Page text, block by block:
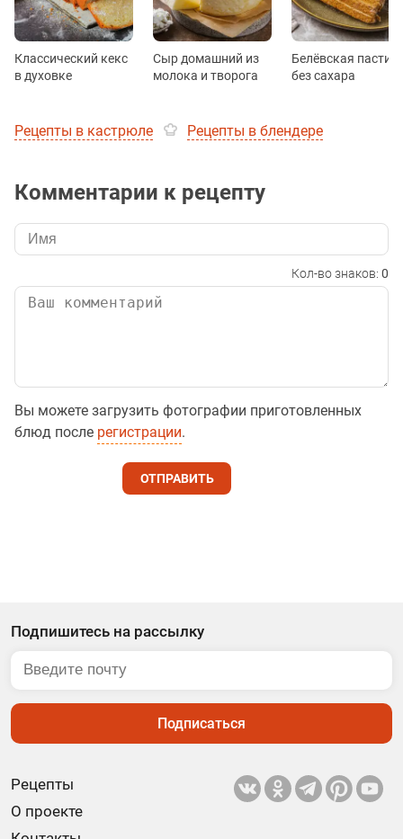
Классический кекс
в духовке
Сыр домашний из
молока и творога
Белёвская
без сахара
Рецепты в кастрюле Рецепты в блендере
Комментарии к рецепту
Кол-во знаков: 0
Вы можете загрузить фотографии приготовленных
блюд после регистрации.
ОТПРАВИТЬ
Рецепты
О проекте
Подпишитесь на рассылку
Подписаться